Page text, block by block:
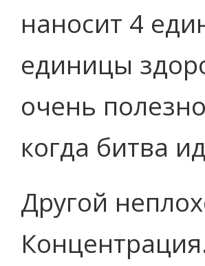
наносит 4
единицы
очень
когда битва
Другой